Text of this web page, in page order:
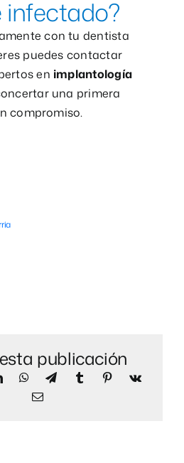
con tu dentista
puedes contactar
en implantología
una primera
compromiso.
publicación